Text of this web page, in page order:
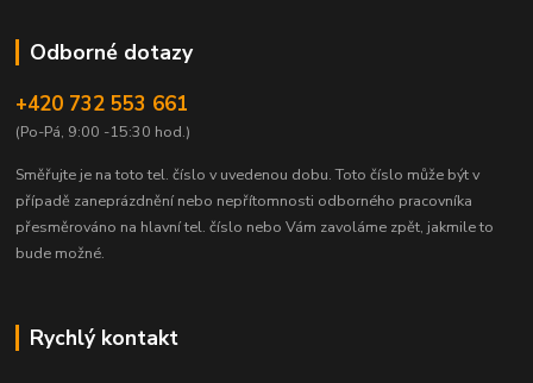
Odborné dotazy
+420 732 553 661
(Po-Pá, 9:00 -15:30 hod.)
Směřujte je na toto tel. číslo v uvedenou dobu. Toto číslo může být v
případě zaneprázdnění nebo nepřítomnosti odborného pracovníka
přesměrováno na hlavní tel. číslo nebo Vám zavoláme zpět, jakmile to
bude možné.
Rychlý kontakt